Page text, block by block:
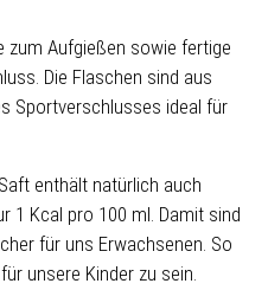
zum Aufgießen sowie fertige
Die Flaschen sind aus
Sportverschlusses ideal für
enthält natürlich auch
1 Kcal pro 100 ml. Damit sind
für uns Erwachsenen. So
unsere Kinder zu sein.